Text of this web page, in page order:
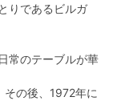
りであるビルガ
常のテーブルが華
その後、1972年に